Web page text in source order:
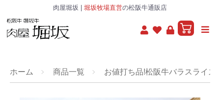
肉屋堀坂 | 堀坂牧場直営の松阪牛通販店
ホーム 商品一覧 お値打ち品!松阪牛バラスライ